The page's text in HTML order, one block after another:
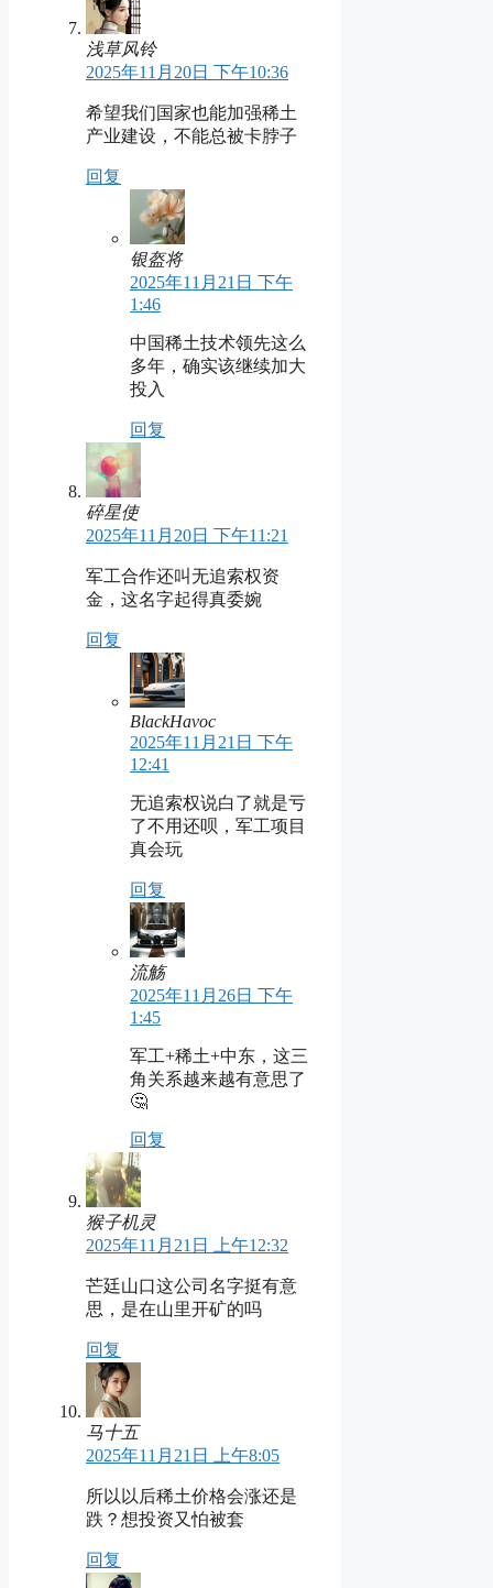
浅草风铃
2025年11月20日 下午10:36
希望我们国家也能加强稀土
产业建设，不能总被卡脖子
回复
银盔将
2025年11月21日 下午
1:46
中国稀土技术领先这么
多年，确实该继续加大
投入
回复
碎星使
2025年11月20日 下午11:21
军工合作还叫无追索权资
金，这名字起得真委婉
回复
BlackHavoc
2025年11月21日 下午
12:41
无追索权说白了就是亏
了不用还呗，军工项目
真会玩
回复
流觞
2025年11月26日 下午
1:45
军工+稀土+中东，这三
角关系越来越有意思了
🤔
回复
猴子机灵
2025年11月21日 上午12:32
芒廷山口这公司名字挺有意
思，是在山里开矿的吗
回复
马十五
2025年11月21日 上午8:05
所以以后稀土价格会涨还是
跌？想投资又怕被套
回复